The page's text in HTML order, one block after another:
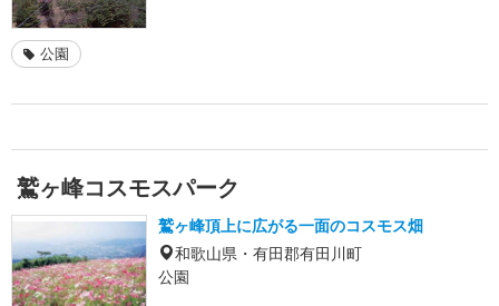
公園
鷲ヶ峰コスモスパーク
鷲ヶ峰頂上に広がる一面のコスモス畑
和歌山県・有田郡有田川町
公園